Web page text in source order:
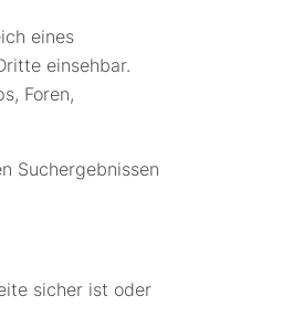
eines
einsehbar.
Foren,
Suchergebnissen
sicher ist oder